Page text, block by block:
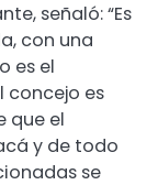
señaló: “Es
con una
es el
concejo es
que el
y de todo
se